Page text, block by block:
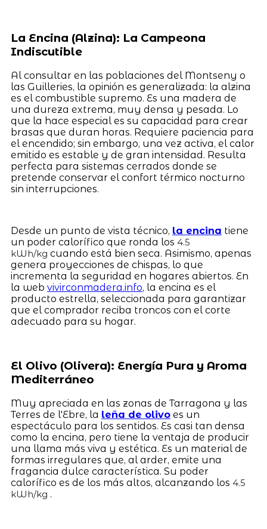
La Encina (Alzina): La Campeona
Indiscutible
Al consultar en las poblaciones del Montseny o
las Guilleries, la opinión es generalizada: la alzina
es el combustible supremo. Es una madera de
una dureza extrema, muy densa y pesada. Lo
que la hace especial es su capacidad para crear
brasas que duran horas. Requiere paciencia para
el encendido; sin embargo, una vez activa, el calor
emitido es estable y de gran intensidad. Resulta
perfecta para sistemas cerrados donde se
pretende conservar el confort térmico nocturno
sin interrupciones.
Desde un punto de vista técnico, la encina tiene
un poder calorífico que ronda los 4.5
kWh/kg cuando está bien seca. Asimismo, apenas
genera proyecciones de chispas, lo que
incrementa la seguridad en hogares abiertos. En
la web vivirconmadera.info, la encina es el
producto estrella, seleccionada para garantizar
que el comprador reciba troncos con el corte
adecuado para su hogar.
El Olivo (Olivera): Energía Pura y Aroma
Mediterráneo
Muy apreciada en las zonas de Tarragona y las
Terres de l'Ebre, la leña de olivoes un
espectáculo para los sentidos. Es casi tan densa
como la encina, pero tiene la ventaja de producir
una llama más viva y estética. Es un material de
formas irregulares que, al arder, emite una
fragancia dulce característica. Su poder
calorífico es de los más altos, alcanzando los 4.5
kWh/kg .